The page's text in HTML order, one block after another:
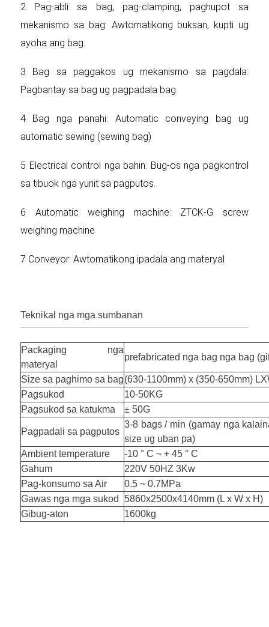
2 Pag-abli sa bag, pag-clamping, paghupot sa
mekanismo sa bag: Awtomatikong buksan, kupti ug
ayoha ang bag.
3 Bag sa paggakos ug mekanismo sa pagdala:
Pagbantay sa bag ug pagpadala bag.
4 Bag nga panahi: Automatic conveying bag ug
automatic sewing (sewing bag)
5 Electrical control nga bahin: Bug-os nga pagkontrol
sa tibuok nga yunit sa pagputos.
6 Automatic weighing machine: ZTCK-G screw
weighing machine
7 Conveyor: Awtomatikong ipadala ang materyal
Teknikal nga mga sumbanan
Packaging nga
materyal
prefabricated nga bag nga bag
Size sa paghimo sa bag(630-1100mm) x (350-650mm)
Pagsukod
10-50KG
Pagsukod sa katukma
± 50G
Pagpadali sa pagputos
3-8 bags / min (gamay nga
size ug uban pa)
Ambient temperature
-10 ° C ~ + 45 ° C
Gahum
220V 50HZ 3Kw
Pag-konsumo sa Air
0.5 ~ 0.7MPa
Gawas nga mga sukod
5860x2500x4140mm (L x W x H)
Gibug-aton
1600kg